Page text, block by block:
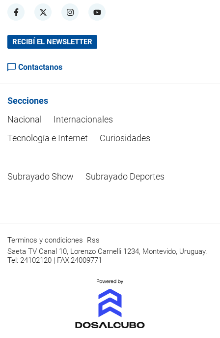
RECIBÍ EL NEWSLETTER
Contactanos
Secciones
Nacional
Internacionales
Tecnología e Internet
Curiosidades
Subrayado Show Subrayado Deportes
Terminos y condiciones Rss
Saeta TV Canal 10, Lorenzo Carnelli 1234, Montevido, Uruguay.
Tel: 24102120 | FAX:24009771